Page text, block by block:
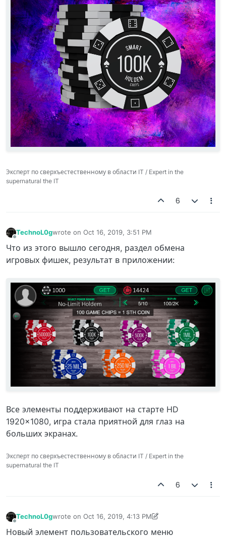
Эксперт по сверхъестественному в области IT / Expert in the
supernatural the IT
6
TechnoL0gwrote on Oct 16, 2019, 3:51 PM
last edited by
Что из этого вышло сегодня, раздел обмена
игровых фишек, результат в приложении:
Все элементы поддерживают на старте HD
1920x1080, игра стала приятной для глаз на
больших экранах.
Эксперт по сверхъестественному в области IT / Expert in the
supernatural the IT
6
TechnoL0gwrote on Oct 16, 2019, 4:13 PM
last edited by TechnoL0g Oct 16, 2019, 5:48 PM
Новый элемент пользовательского меню